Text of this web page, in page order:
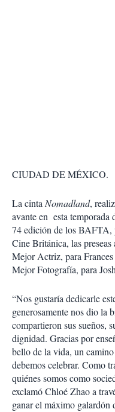
CIUDAD DE MÉXICO.
La cintaNomadland,
avante en esta temporada
74 edición de los BAFTA,
Cine Británica, las
Mejor Actriz, para
Mejor Fotografía, para
“Nos gustaría dedicarle
generosamente nos dio la
compartieron sus sueños,
dignidad. Gracias por
bello de la vida, un
debemos celebrar. Como
quiénes somos como
exclamó Chloé Zhao a
ganar el máximo galardón